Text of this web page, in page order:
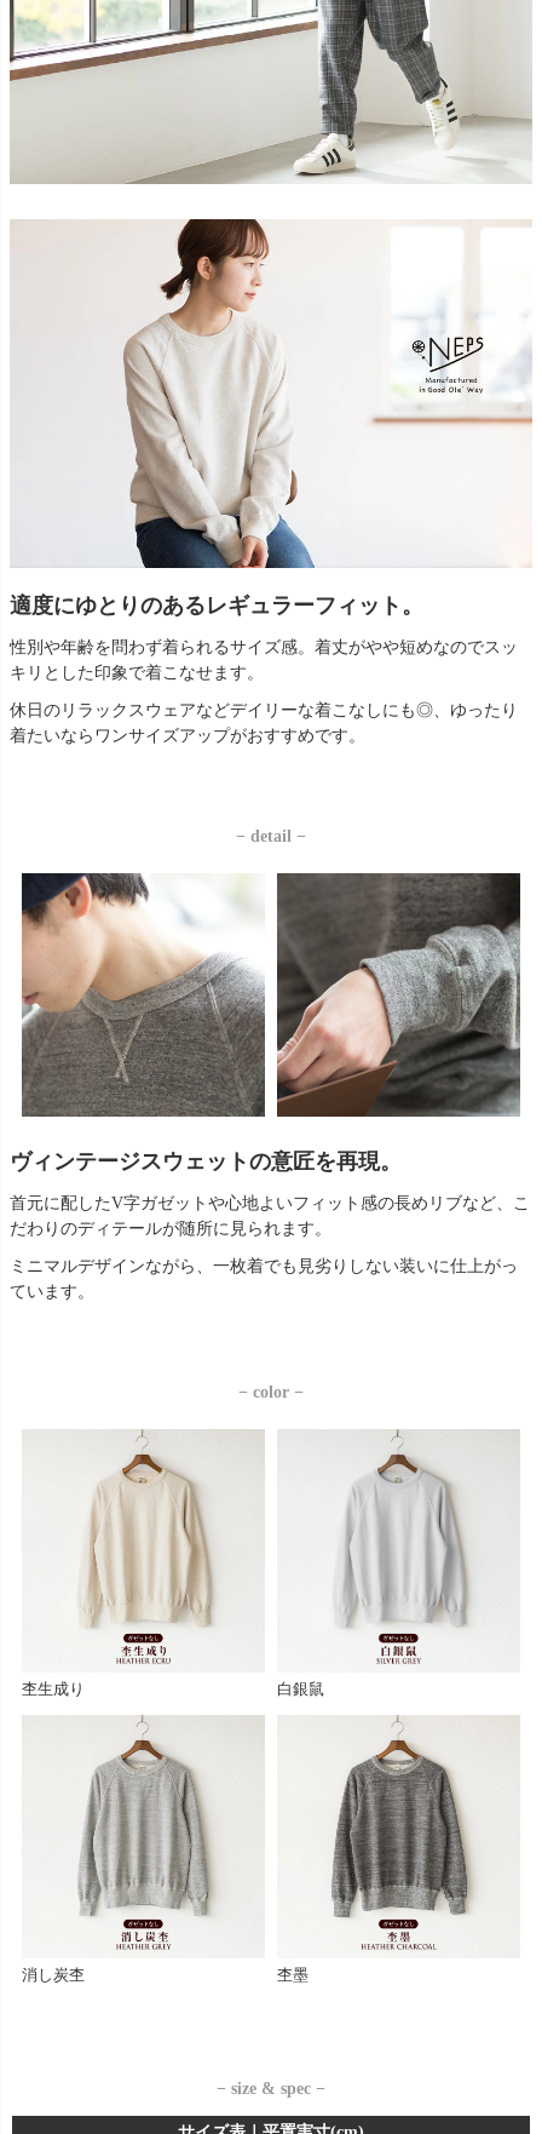
適度にゆとりのあるレギュラーフィット。
性別や年齢を問わず着られるサイズ感。着丈がやや短めなのでスッ
キリとした印象で着こなせます。
休日のリラックスウェアなどデイリーな着こなしにも◎、ゆったり
着たいならワンサイズアップがおすすめです。
− detail −
ヴィンテージスウェットの意匠を再現。
首元に配したV字ガゼットや心地よいフィット感の長めリブなど、こ
だわりのディテールが随所に見られます。
ミニマルデザインながら、一枚着でも見劣りしない装いに仕上がっ
ています。
− color −
杢生成り 白銀鼠
消し炭杢 杢墨
− size & spec −